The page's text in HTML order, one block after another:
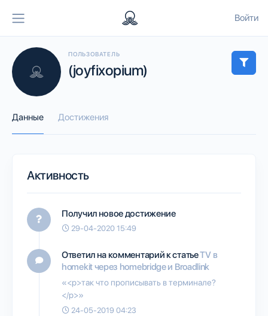
Войти
ПОЛЬЗОВАТЕЛЬ
(joyfixopium)
Данные Достижения
Активность
Получил новое достижение
29-04-2020 15:49
Ответил на комментарий к статьеTV в
homekit через homebridge и Broadlink
«<p>так что прописывать в терминале?
</p>»
24-05-2019 04:23